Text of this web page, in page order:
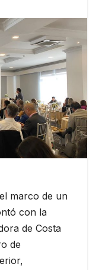
marco de un
con la
de Costa
de